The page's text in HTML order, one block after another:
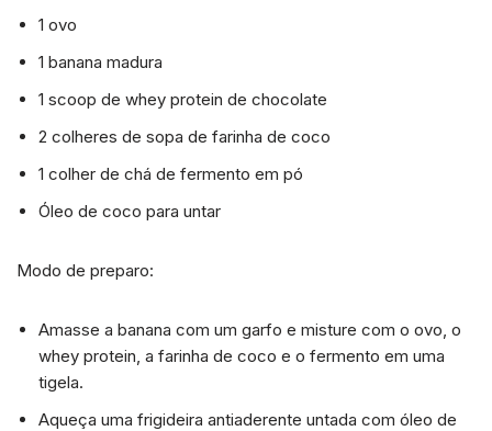
1 ovo
1 banana madura
1 scoop de whey protein de chocolate
2 colheres de sopa de farinha de coco
1 colher de chá de fermento em pó
Óleo de coco para untar
Modo de preparo:
Amasse a banana com um garfo e misture com o ovo, o
whey protein, a farinha de coco e o fermento em uma
tigela.
Aqueça uma frigideira antiaderente untada com óleo de